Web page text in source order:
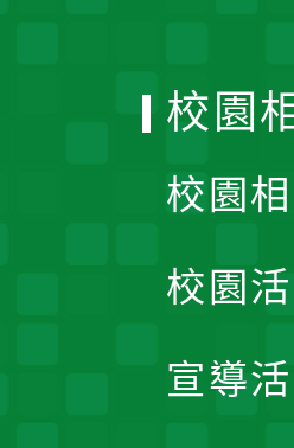
校園
校園
校園
宣導